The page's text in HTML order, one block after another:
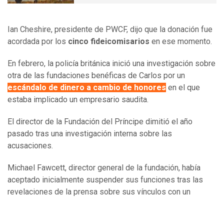
Ian Cheshire, presidente de PWCF, dijo que la donación fue
acordada por los cinco fideicomisarios en ese momento.
En febrero, la policía británica inició una investigación sobre
otra de las fundaciones benéficas de Carlos por un
escándalo de dinero a cambio de honores en el que
estaba implicado un empresario saudita.
El director de la Fundación del Príncipe dimitió el año
pasado tras una investigación interna sobre las
acusaciones.
Michael Fawcett, director general de la fundación, había
aceptado inicialmente suspender sus funciones tras las
revelaciones de la prensa sobre sus vínculos con un